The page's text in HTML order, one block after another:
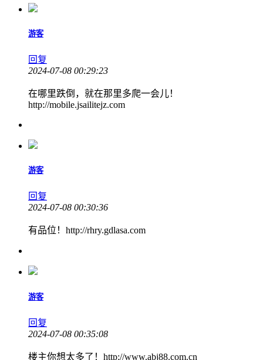
游客
回复
2024-07-08 00:29:23
在哪里跌倒，就在那里多爬一会儿！
http://mobile.jsailitejz.com
游客
回复
2024-07-08 00:30:36
有品位！http://rhry.gdlasa.com
游客
回复
2024-07-08 00:35:08
楼主你想太多了！http://www.abj88.com.cn